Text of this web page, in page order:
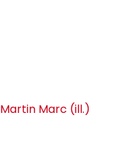
Martin Marc (ill.)